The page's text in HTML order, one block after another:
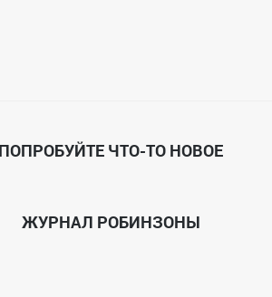
ПОПРОБУЙТЕ ЧТО-ТО НОВОЕ
ЖУРНАЛ РОБИНЗОНЫ